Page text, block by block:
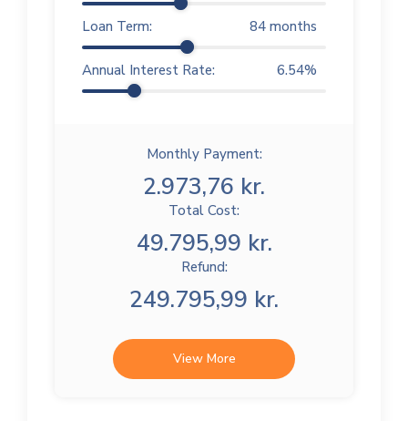
Loan Term: 84 months
Annual Interest Rate: 6.54%
Monthly Payment:
2.973,76 kr.
Total Cost:
49.795,99 kr.
Refund:
249.795,99 kr.
View More